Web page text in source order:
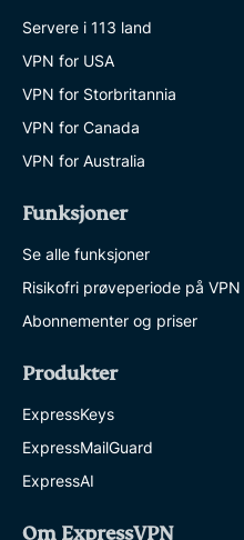
Servere i 113 land
VPN for USA
VPN for Storbritannia
VPN for Canada
VPN for Australia
Funksjoner
Se alle funksjoner
Risikofri prøveperiode på VPN
Abonnementer og priser
Produkter
ExpressKeys
ExpressMailGuard
ExpressAI
Om ExpressVPN